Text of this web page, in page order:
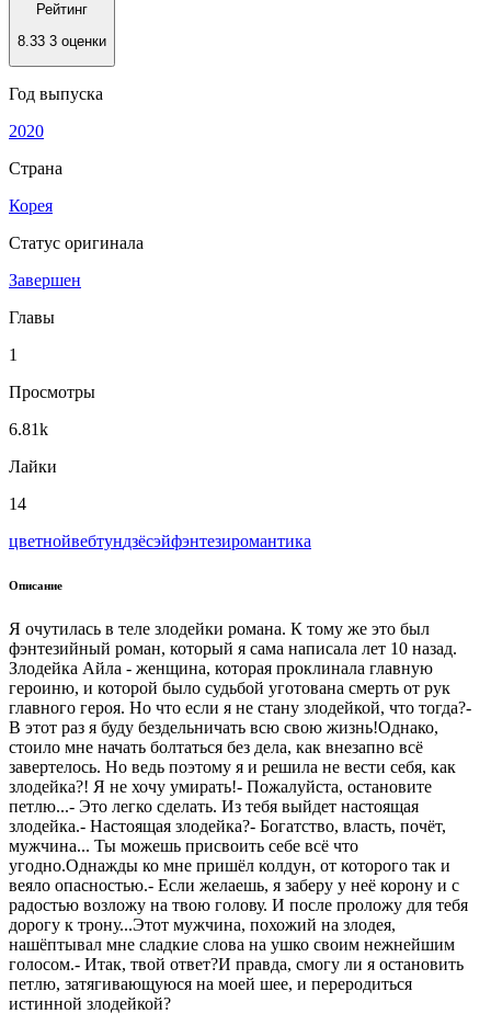
Рейтинг
8.33 3 оценки
Год выпуска
2020
Страна
Корея
Статус оригинала
Завершен
Главы
1
Просмотры
6.81k
Лайки
14
цветнойвeбтундзёсэйфэнтезиромантика
Описание
Я очутилась в теле злодейки романа. К тому же это был
фэнтезийный роман, который я сама написала лет 10 назад.
Злодейка Айла - женщина, которая проклинала главную
героиню, и которой было судьбой уготована смерть от рук
главного героя. Но что если я не стану злодейкой, что тогда?-
В этот раз я буду бездельничать всю свою жизнь!Однако,
стоило мне начать болтаться без дела, как внезапно всё
завертелось. Но ведь поэтому я и решила не вести себя, как
злодейка?! Я не хочу умирать!- Пожалуйста, остановите
петлю...- Это легко сделать. Из тебя выйдет настоящая
злодейка.- Настоящая злодейка?- Богатство, власть, почёт,
мужчина... Ты можешь присвоить себе всё что
угодно.Однажды ко мне пришёл колдун, от которого так и
веяло опасностью.- Если желаешь, я заберу у неё корону и с
радостью возложу на твою голову. И после проложу для тебя
дорогу к трону...Этот мужчина, похожий на злодея,
нашёптывал мне сладкие слова на ушко своим нежнейшим
голосом.- Итак, твой ответ?И правда, смогу ли я остановить
петлю, затягивающуюся на моей шее, и переродиться
истинной злодейкой?